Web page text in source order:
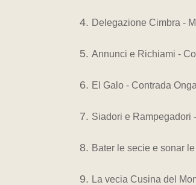
Delegazione Cimbra -
Annunci e Richiami -
El Galo - Contrada
Siadori e Rampegadori
Bater le secie e sonar
La vecia Cusina del